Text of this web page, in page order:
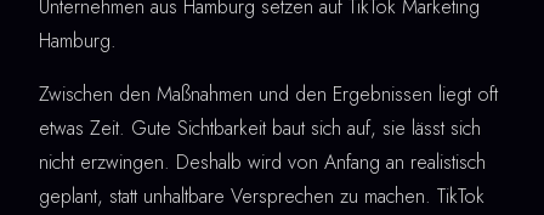
Unternehmen aus Hamburg setzen auf TikTok Marketing
Hamburg.
Zwischen den Maßnahmen und den Ergebnissen liegt oft
etwas Zeit. Gute Sichtbarkeit baut sich auf, sie lässt sich
nicht erzwingen. Deshalb wird von Anfang an realistisch
geplant, statt unhaltbare Versprechen zu machen. TikTok